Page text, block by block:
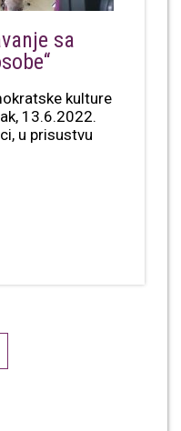
sa
kulture
13.6.2022.
u prisustvu